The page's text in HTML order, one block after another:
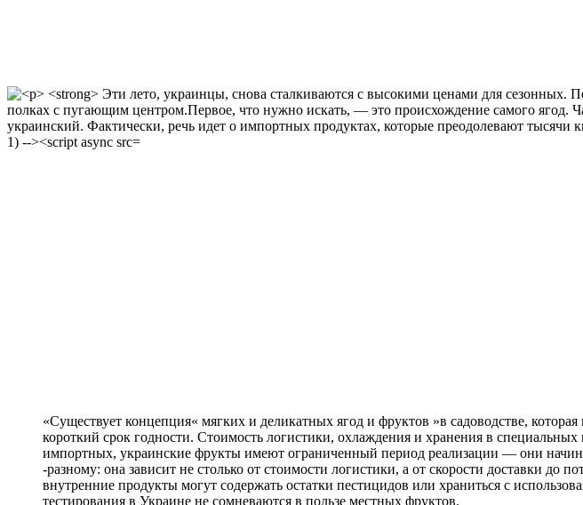
«Существует концепция« мягких и деликатных ягод и фруктов »в садоводстве,
короткий срок годности. Стоимость логистики, охлаждения и хранения в
импортных, украинские фрукты имеют ограниченный период реализации — они
-разному: она зависит не столько от стоимости логистики, а от скорости доставки
внутренние продукты могут содержать остатки пестицидов или храниться с
тестирования в Украине не сомневаются в пользе местных фруктов.